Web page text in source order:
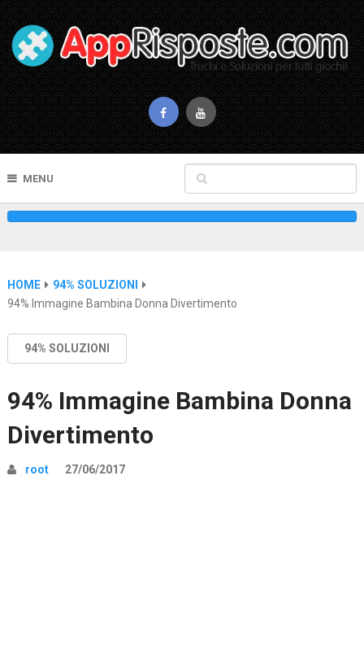
MENU
HOME
94% SOLUZIONI
94% Immagine Bambina Donna Divertimento
94% SOLUZIONI
94% Immagine Bambina Donna
Divertimento
root 27/06/2017